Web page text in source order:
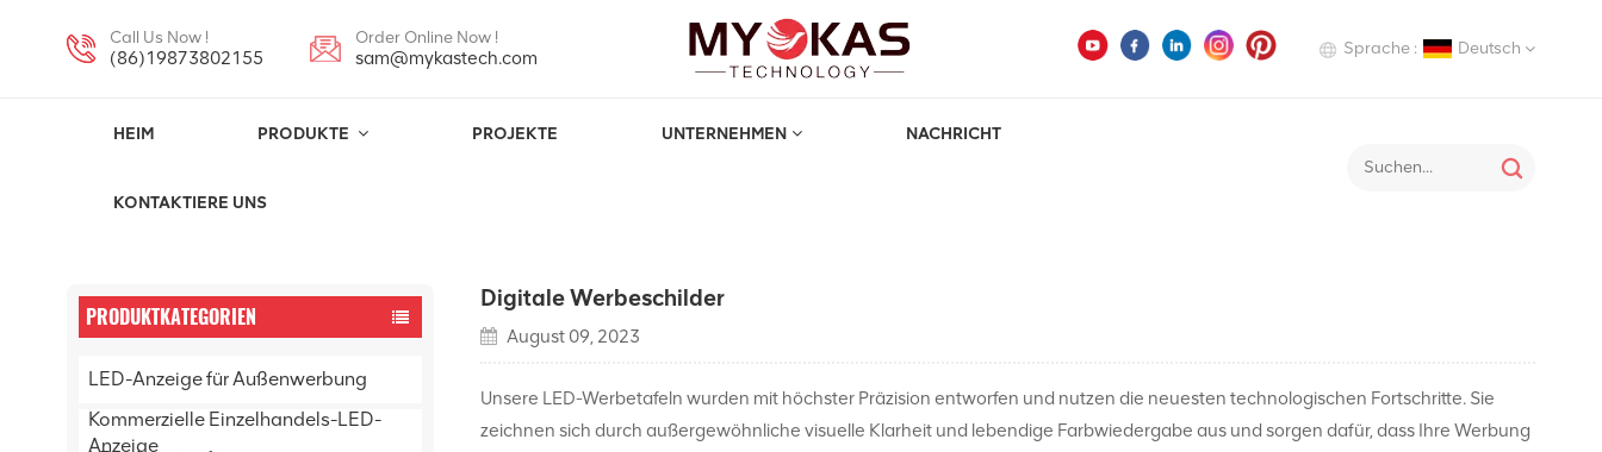
Call Us Now !
(86)19873802155
Order Online Now !
sam@mykastech.com Sprache : Deutsch
HEIM PRODUKTE PROJEKTE UNTERNEHMEN NACHRICHT
KONTAKTIERE UNS
Projekte
PRODUKTKATEGORIEN
LED-Anzeige für Außenwerbung
Kommerzielle Einzelhandels-LED-
Anzeige
Digitale Werbeschilder
August 09, 2023
Unsere LED-Werbetafeln wurden mit höchster Präzision entworfen und nutzen die neuesten technologischen Fortschritte. Sie
zeichnen sich durch außergewöhnliche visuelle Klarheit und lebendige Farbwiedergabe aus und sorgen dafür, dass Ihre Werbung